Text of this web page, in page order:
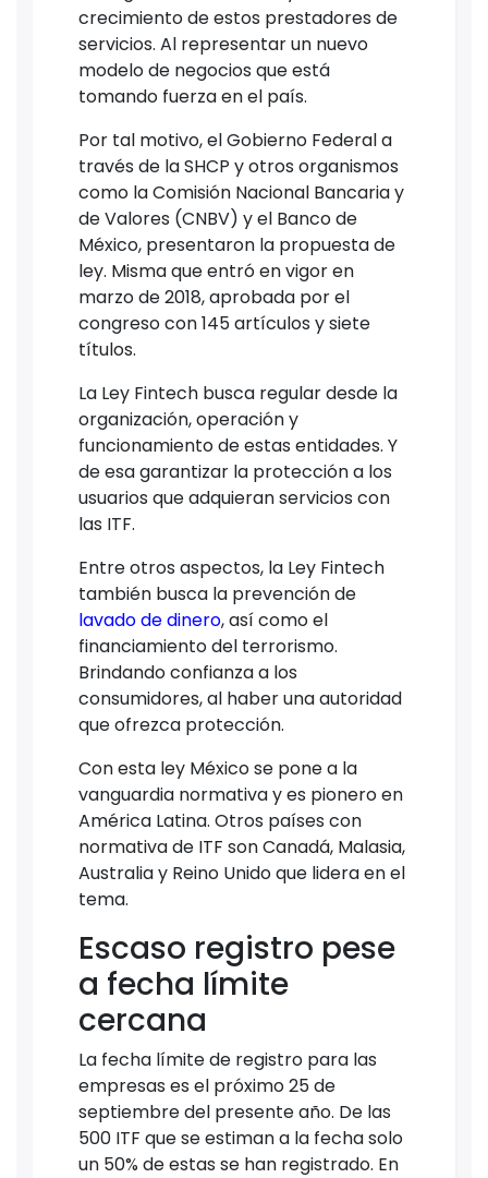
crecimiento de estos prestadores de
servicios. Al representar un nuevo
modelo de negocios que está
tomando fuerza en el país.
Por tal motivo, el Gobierno Federal a
través de la SHCP y otros organismos
como la Comisión Nacional Bancaria y
de Valores (CNBV) y el Banco de
México, presentaron la propuesta de
ley. Misma que entró en vigor en
marzo de 2018, aprobada por el
congreso con 145 artículos y siete
títulos.
La Ley Fintech busca regular desde la
organización, operación y
funcionamiento de estas entidades. Y
de esa garantizar la protección a los
usuarios que adquieran servicios con
las ITF.
Entre otros aspectos, la Ley Fintech
también busca la prevención de
lavado de dinero, así como el
financiamiento del terrorismo.
Brindando confianza a los
consumidores, al haber una autoridad
que ofrezca protección.
Con esta ley México se pone a la
vanguardia normativa y es pionero en
América Latina. Otros países con
normativa de ITF son Canadá, Malasia,
Australia y Reino Unido que lidera en el
tema.
Escaso registro pese
a fecha límite
cercana
La fecha límite de registro para las
empresas es el próximo 25 de
septiembre del presente año. De las
500 ITF que se estiman a la fecha solo
un 50% de estas se han registrado. En